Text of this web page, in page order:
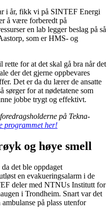
i år, fikk vi på SINTEF Energi
å være forberedt på
en lab legger beslag på så
som er HMS- og
rette for at det skal gå bra når det
der det gjerne oppbevares
Det er da du lærer de ansatte
sørger for at nødetatene som
jobbe trygt og effektivt.
på Tekna-
programmet her!
og høye smell
det ble oppdaget
en evakueringsalarm i de
deler med NTNUs Institutt for
i Trondheim. Snart var det
på plass utenfor